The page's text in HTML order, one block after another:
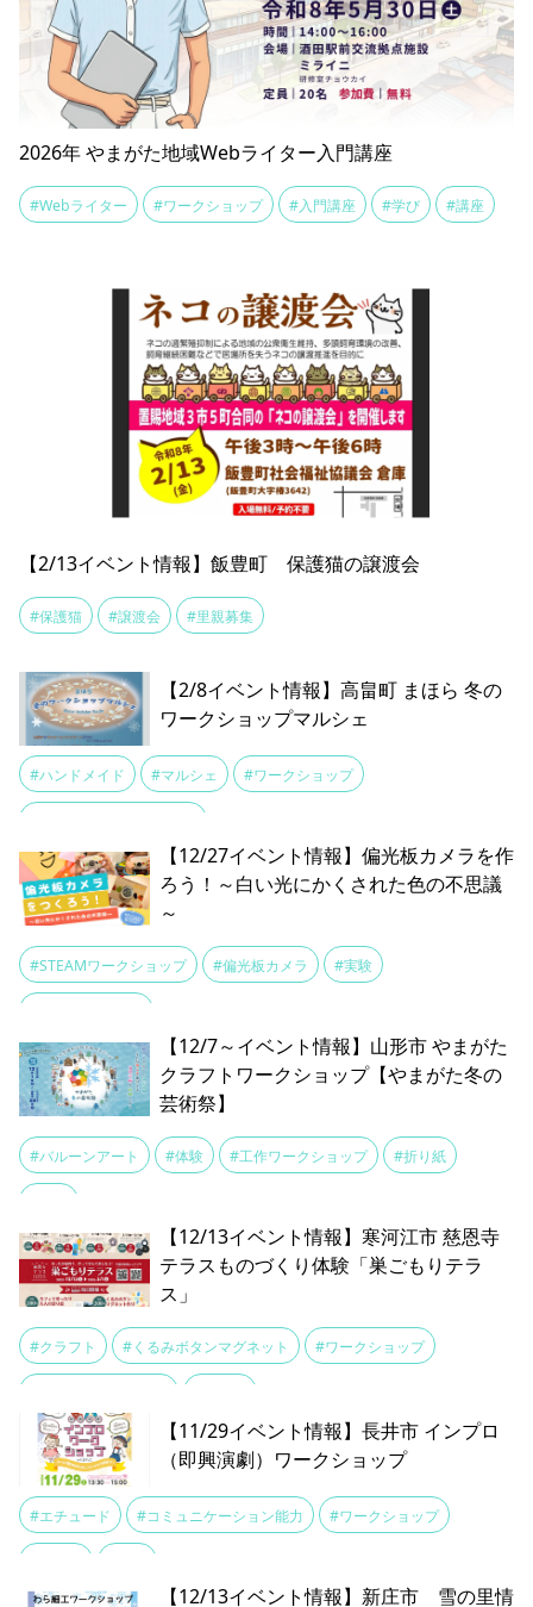
2026年 やまがた地域Webライター入門講座
#Webライター #ワークショップ #入門講座 #学び #講座
【2/13イベント情報】飯豊町 保護猫の譲渡会
#保護猫 #譲渡会 #里親募集
【2/8イベント情報】高畠町 まほら 冬の
ワークショップマルシェ
#ハンドメイド #マルシェ #ワークショップ
【12/27イベント情報】偏光板カメラを作
ろう！～白い光にかくされた色の不思議
～
#STEAMワークショップ #偏光板カメラ #実験
【12/7～イベント情報】山形市 やまがた
クラフトワークショップ【やまがた冬の
芸術祭】
#バルーンアート #体験 #工作ワークショップ #折り紙
【12/13イベント情報】寒河江市 慈恩寺
テラスものづくり体験「巣ごもりテラ
ス」
#クラフト #くるみボタンマグネット #ワークショップ
【11/29イベント情報】長井市 インプロ
（即興演劇）ワークショップ
#エチュード #コミュニケーション能力 #ワークショップ
【12/13イベント情報】新庄市 雪の里情